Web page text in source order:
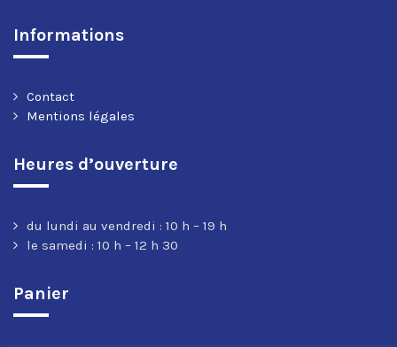
Informations
Contact
Mentions légales
Heures d’ouverture
du lundi au vendredi : 10 h – 19 h
le samedi : 10 h – 12 h 30
Panier